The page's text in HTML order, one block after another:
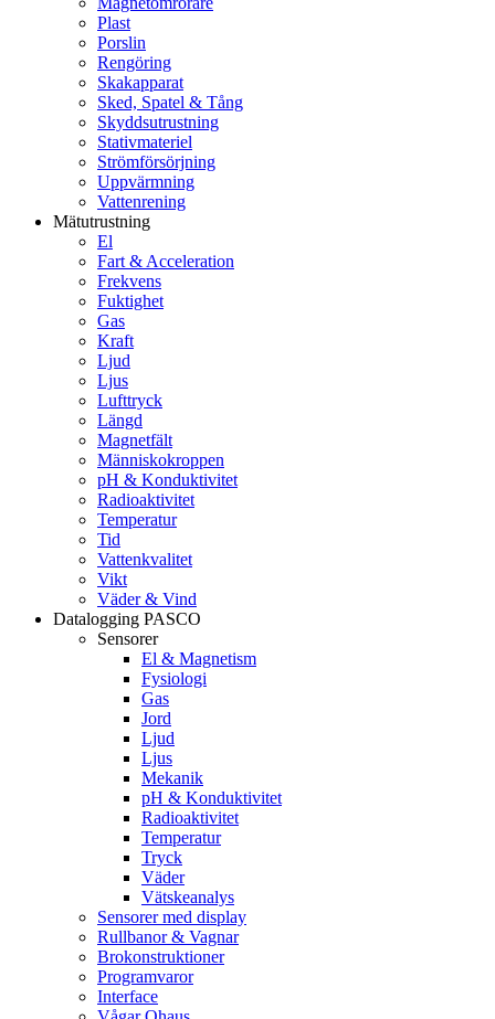
Plast
Porslin
Rengöring
Skakapparat
Sked, Spatel & Tång
Skyddsutrustning
Stativmateriel
Strömförsörjning
Uppvärmning
Vattenrening
Mätutrustning
El
Fart & Acceleration
Frekvens
Fuktighet
Gas
Kraft
Ljud
Ljus
Lufttryck
Längd
Magnetfält
Människokroppen
pH & Konduktivitet
Radioaktivitet
Temperatur
Tid
Vattenkvalitet
Vikt
Väder & Vind
Datalogging PASCO
Sensorer
El & Magnetism
Fysiologi
Gas
Jord
Ljud
Ljus
Mekanik
pH & Konduktivitet
Radioaktivitet
Temperatur
Tryck
Väder
Vätskeanalys
Sensorer med display
Rullbanor & Vagnar
Brokonstruktioner
Programvaror
Interface